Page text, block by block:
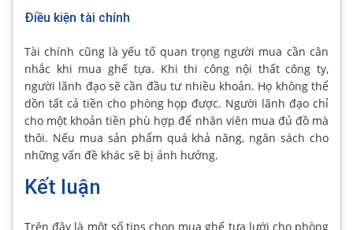
Điều kiện tài chính
Tài chính cũng là yếu tố quan trọng người mua cần cân
nhắc khi mua ghế tựa. Khi thi công nội thất công ty,
người lãnh đạo sẽ cần đầu tư nhiều khoản. Họ không thể
dồn tất cả tiền cho phòng họp được. Người lãnh đạo chỉ
cho một khoản tiền phù hợp để nhân viên mua đủ đồ mà
thôi. Nếu mua sản phẩm quá khả năng, ngân sách cho
những vấn đề khác sẽ bị ảnh hưởng.
Kết luận
Trên đây là một số tips chọn mua ghế tựa lưới cho phòng